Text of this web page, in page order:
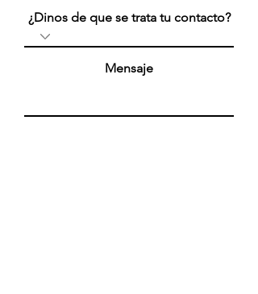
¿Dinos de que se trata tu contacto?
Mensaje